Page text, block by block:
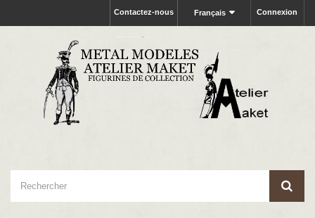
Connexion
Français
Contactez-nous